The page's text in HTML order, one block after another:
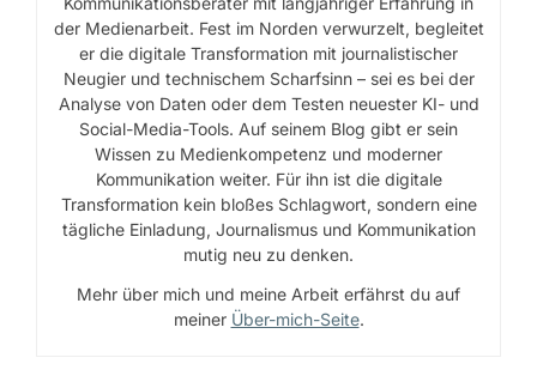
der Medienarbeit. Fest im Norden verwurzelt, begleitet
er die digitale Transformation mit journalistischer
Neugier und technischem Scharfsinn – sei es bei der
Analyse von Daten oder dem Testen neuester KI- und
Social-Media-Tools. Auf seinem Blog gibt er sein
Wissen zu Medienkompetenz und moderner
Kommunikation weiter. Für ihn ist die digitale
Transformation kein bloßes Schlagwort, sondern eine
tägliche Einladung, Journalismus und Kommunikation
mutig neu zu denken.
Mehr über mich und meine Arbeit erfährst du auf
meiner Über-mich-Seite.